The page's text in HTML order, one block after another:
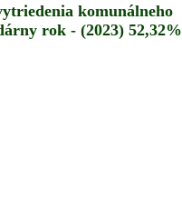
komunálneho
rok - (2023)